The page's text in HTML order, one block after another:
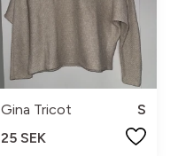
Gina Tricot
S
25 SEK